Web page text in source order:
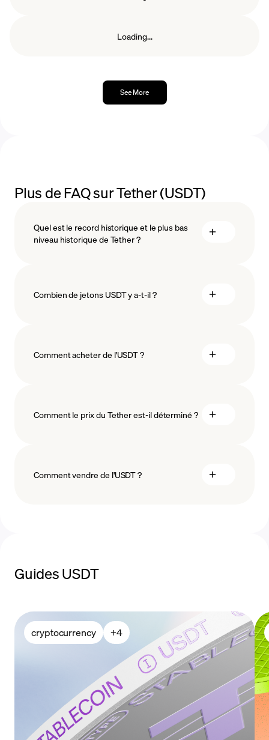
Loading...
See More
Plus de FAQ sur Tether (USDT)
Quel est le record historique et le plus bas
niveau historique de Tether ?
Combien de jetons USDT y a-t-il ?
Comment acheter de l'USDT ?
Comment le prix du Tether est-il déterminé ?
Comment vendre de l'USDT ?
Guides USDT
cryptocurrency +4